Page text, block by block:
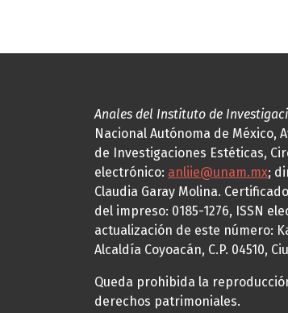
Anales del Instituto de
Nacional Autónoma de México,
de Investigaciones Estéticas,
electrónico: anliie@unam.mx;
Claudia Garay Molina.
del impreso: 0185-1276, ISSN
actualización de este número:
Alcaldía Coyoacán, C.P. 04510,
Queda prohibida la
derechos patrimoniales.